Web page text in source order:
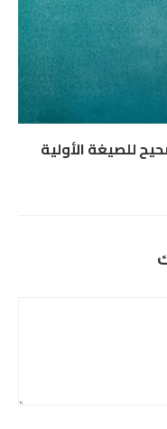
للصيغة الأولية